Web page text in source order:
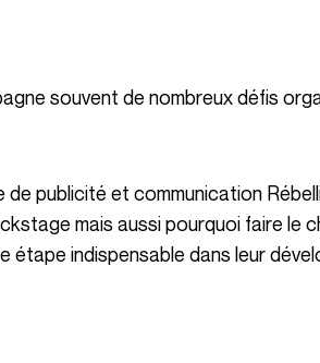
mais aussi pourquoi faire le
étape indispensable dans leur